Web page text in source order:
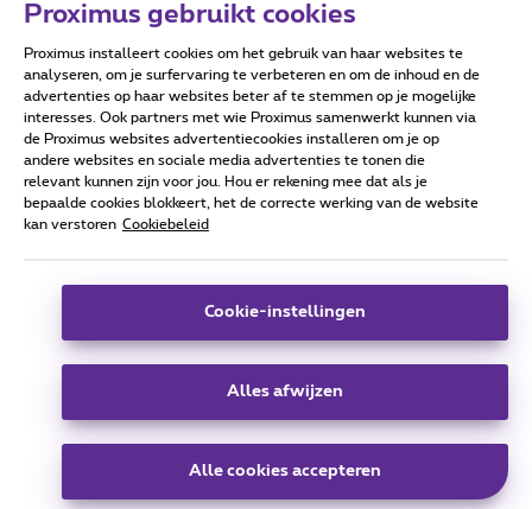
Forumvoorwaarden Accessibility statement
Alle rechten voorbehouden. © Proximus
Algemene voorwaarden, consumenteninfo
Deze website is gecreëerd en wordt beheerd conform het
Koning Albert II-laan 27 - B-1030 Brussel.
Carrier & Wholesale Solutions
Telindus
|Sitemap
Proximus gebruikt cookies
Proximus installeert cookies om het gebruik van haar websites te
analyseren, om je surfervaring te verbeteren en om de inhoud en de
advertenties op haar websites beter af te stemmen op je mogelijke
interesses. Ook partners met wie Proximus samenwerkt kunnen via
de Proximus websites advertentiecookies installeren om je op
andere websites en sociale media advertenties te tonen die
relevant kunnen zijn voor jou. Hou er rekening mee dat als je
bepaalde cookies blokkeert, het de correcte werking van de website
kan verstoren Cookiebeleid
Cookie-instellingen
Alles afwijzen
Alle cookies accepteren